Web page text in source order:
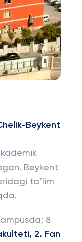
Beykent
Beykent
ta’lim
8
2. Fan